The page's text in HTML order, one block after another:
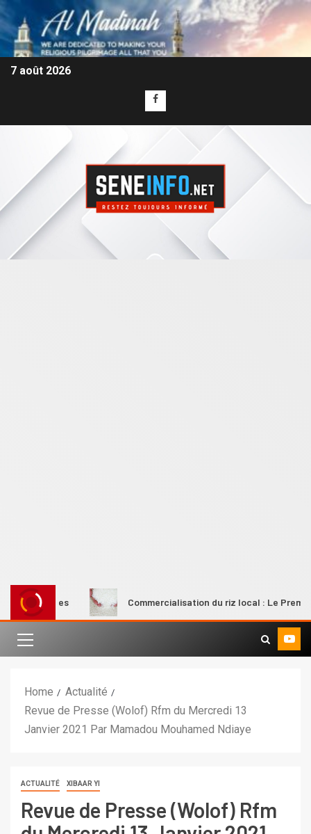
7 août 2026
rurales Commercialisation du riz local : Le Premier
Home
Actualité
Revue de Presse (Wolof) Rfm du Mercredi 13
Janvier 2021 Par Mamadou Mouhamed Ndiaye
ACTUALITÉ XIBAAR YI
Revue de Presse (Wolof) Rfm